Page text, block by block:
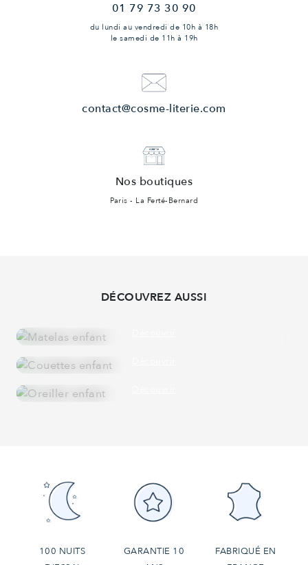
01 79 73 30 90
du lundi au vendredide 10h à 18h
le samedi de 11h à 19h
contact@cosme-literie.com
Nos boutiques
Paris - La Ferté-Bernard
DÉCOUVREZ AUSSI
100 NUITS
GARANTIE 10
FABRIQUÉ EN